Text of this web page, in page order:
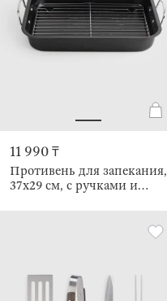
11 990 ₸
Противень для запекания,
37х29 см, с ручками и